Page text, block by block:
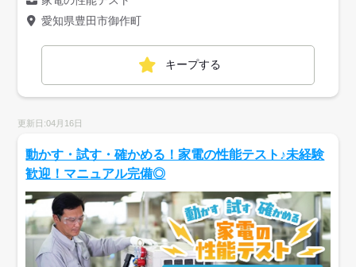
愛知県豊田市御作町
キープする
更新日:04月16日
動かす・試す・確かめる！家電の性能テスト♪未経験
歓迎！マニュアル完備◎